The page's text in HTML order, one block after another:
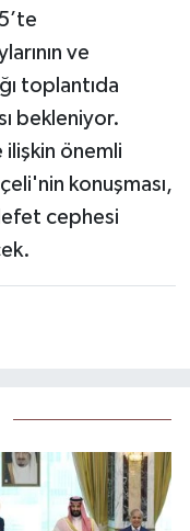
ve
toplantıda
bekleniyor.
önemli
konuşması,
cephesi